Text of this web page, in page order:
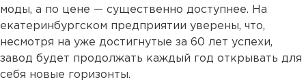
моды, а по цене — существенно доступнее. На
екатеринбургском предприятии уверены, что,
несмотря на уже достигнутые за 60 лет успехи,
завод будет продолжать каждый год открывать для
себя новые горизонты.